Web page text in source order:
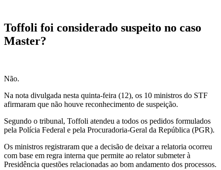
Toffoli foi considerado suspeito no caso
Master?
Não.
Na nota divulgada nesta quinta-feira (12), os 10 ministros do STF
afirmaram que não houve reconhecimento de suspeição.
Segundo o tribunal, Toffoli atendeu a todos os pedidos formulados
pela Polícia Federal e pela Procuradoria-Geral da República (PGR).
Os ministros registraram que a decisão de deixar a relatoria ocorreu
com base em regra interna que permite ao relator submeter à
Presidência questões relacionadas ao bom andamento dos processos.